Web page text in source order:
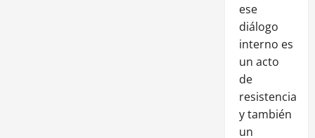
ese
diálogo
interno es
un acto
de
resistencia
y también
un